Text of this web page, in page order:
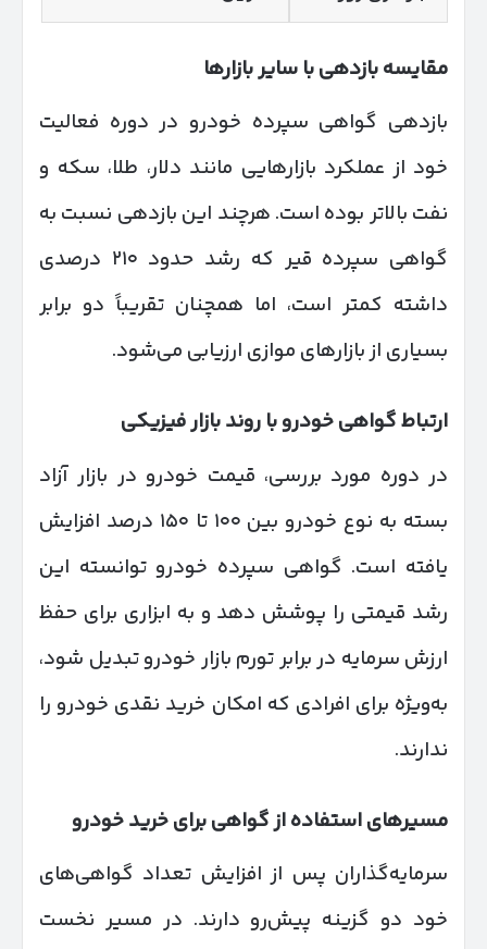
مقایسه بازدهی با سایر بازارها
بازدهی گواهی سپرده خودرو در دوره فعالیت
خود از عملکرد بازارهایی مانند دلار، طلا، سکه و
نفت بالاتر بوده است. هرچند این بازدهی نسبت به
گواهی سپرده قیر که رشد حدود ۲۱۰ درصدی
داشته کمتر است، اما همچنان تقریباً دو برابر
بسیاری از بازارهای موازی ارزیابی می‌شود.
ارتباط گواهی خودرو با روند بازار فیزیکی
در دوره مورد بررسی، قیمت خودرو در بازار آزاد
بسته به نوع خودرو بین ۱۰۰ تا ۱۵۰ درصد افزایش
یافته است. گواهی سپرده خودرو توانسته این
رشد قیمتی را پوشش دهد و به ابزاری برای حفظ
ارزش سرمایه در برابر تورم بازار خودرو تبدیل شود،
به‌ویژه برای افرادی که امکان خرید نقدی خودرو را
ندارند.
مسیرهای استفاده از گواهی برای خرید خودرو
سرمایه‌گذاران پس از افزایش تعداد گواهی‌های
خود دو گزینه پیش‌رو دارند. در مسیر نخست